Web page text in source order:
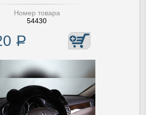
Номер товара
54430
Р